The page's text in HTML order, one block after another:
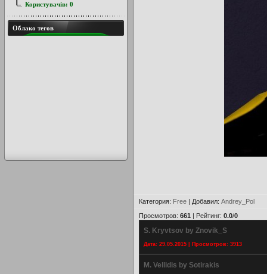
Категория: Free | Добавил: Andrey_Pol
Просмотров: 661 | Рейтинг: 0.0/0
S. Kryvtsov by Znovik_S
Дата: 29.05.2015 | Просмотров: 3913
M. Vellidis by Sotirakis
Користувачів: 0
Облако тегов